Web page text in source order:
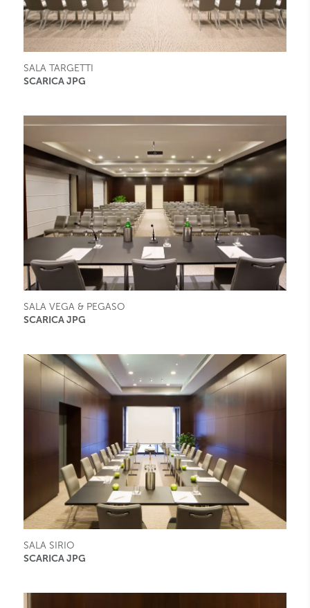
SALA TARGETTI
SCARICA JPG
SALA VEGA & PEGASO
SCARICA JPG
SALA SIRIO
SCARICA JPG